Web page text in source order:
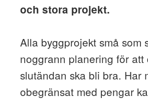
och stora projekt.
Alla byggprojekt små som
noggrann planering för att
slutändan ska bli bra. Har
obegränsat med pengar